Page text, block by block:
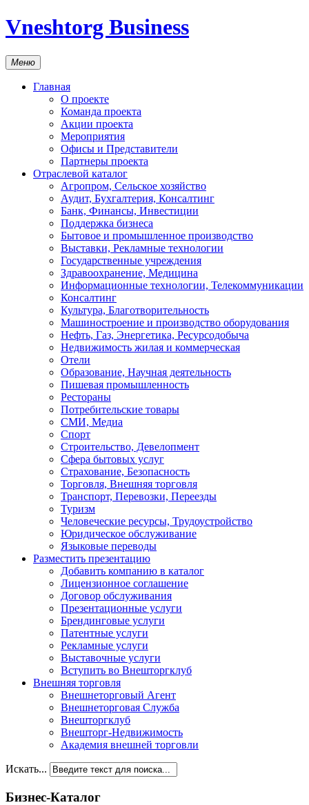
Vneshtorg Business
Меню
Главная
О проекте
Команда проекта
Акции проекта
Мероприятия
Офисы и Представители
Партнеры проекта
Отраслевой каталог
Агропром, Сельское хозяйство
Аудит, Бухгалтерия, Консалтинг
Банк, Финансы, Инвестиции
Поддержка бизнеса
Бытовое и промышленное производство
Выставки, Рекламные технологии
Государственные учреждения
Здравоохранение, Медицина
Информационные технологии, Телекоммуникации
Консалтинг
Культура, Благотворительность
Машиностроение и производство оборудования
Нефть, Газ, Энергетика, Ресурсодобыча
Недвижимость жилая и коммерческая
Отели
Образование, Научная деятельность
Пишевая промышленность
Рестораны
Потребительские товары
СМИ, Медиа
Спорт
Строительство, Девелопмент
Сфера бытовых услуг
Страхование, Безопасность
Торговля, Внешняя торговля
Транспорт, Перевозки, Переезды
Туризм
Человеческие ресурсы, Трудоустройство
Юридическое обслуживание
Языковые переводы
Разместить презентацию
Добавить компанию в каталог
Лицензионное соглашение
Договор обслуживания
Презентационные услуги
Брендинговые услуги
Патентные услуги
Рекламные услуги
Выставочные услуги
Вступить во Внешторгклуб
Внешняя торговля
Внешнеторговый Агент
Внешнеторговая Служба
Внешторгклуб
Внешторг-Недвижимость
Академия внешней торговли
Искать...
Бизнес-Каталог